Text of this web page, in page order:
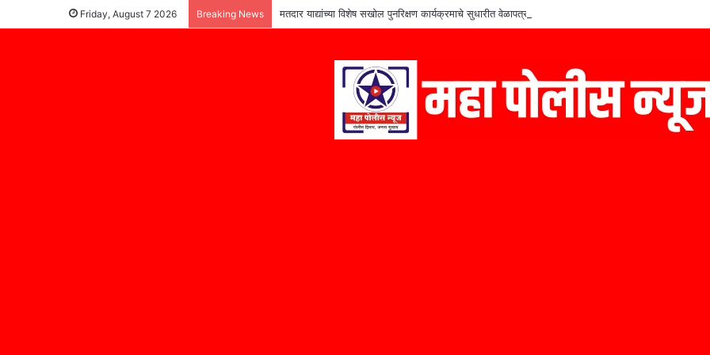
Friday, August 7 2026 Breaking News मतदार याद्यांच्या विशेष सखोल पुनरिक्षण कार्यक्रमाचे सुधारीत वेळापत्रक जाहीर